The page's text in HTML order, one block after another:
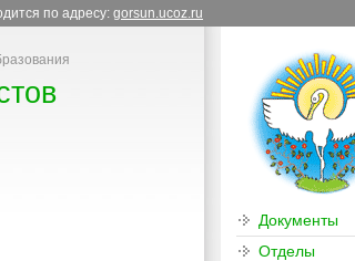
по адресу: gorsun.ucoz.ru
Документы
Отделы